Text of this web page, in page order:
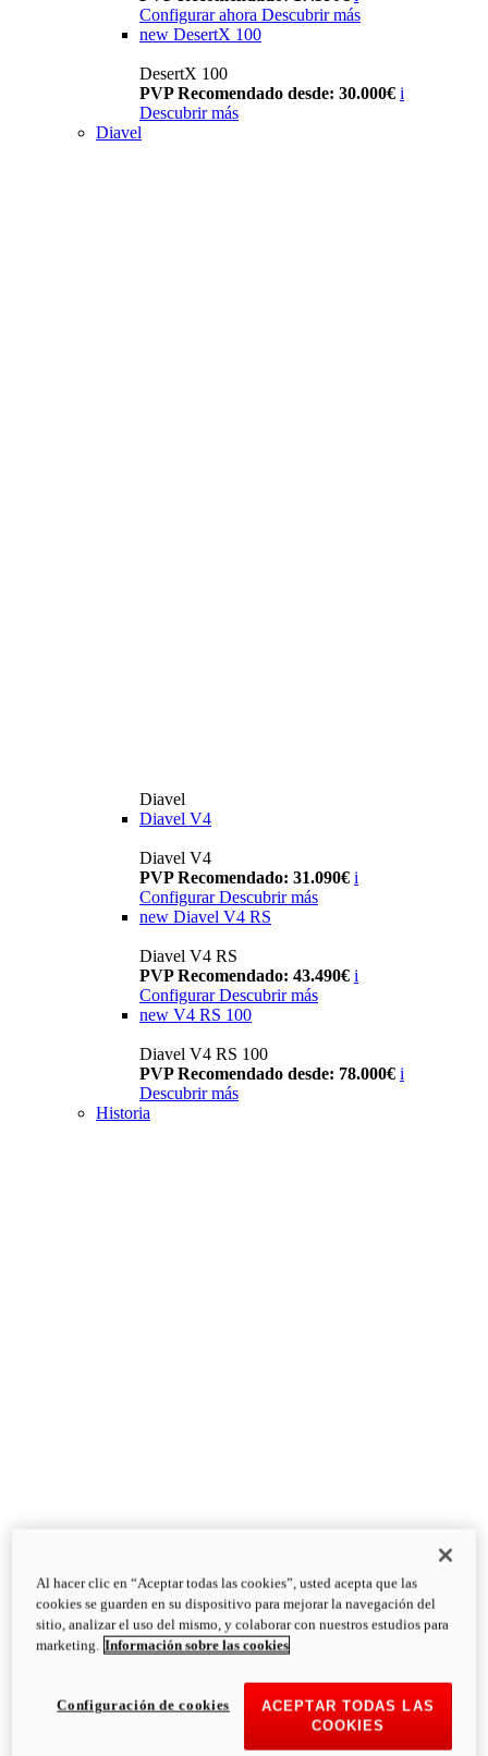
Configurar ahora Descubrir más
new DesertX 100
DesertX 100
PVP Recomendado desde: 30.000€ i
Descubrir más
Diavel
Diavel
Diavel V4
Diavel V4
PVP Recomendado: 31.090€ i
Configurar Descubrir más
new Diavel V4 RS
Diavel V4 RS
PVP Recomendado: 43.490€ i
Configurar Descubrir más
new V4 RS 100
Diavel V4 RS 100
PVP Recomendado desde: 78.000€ i
Descubrir más
Historia
Al hacer clic en “Aceptar todas las cookies”, usted acepta que las
cookies se guarden en su dispositivo para mejorar la navegación del
sitio, analizar el uso del mismo, y colaborar con nuestros estudios para
marketing. Información sobre las cookies
ACEPTAR TODAS LAS
COOKIES
Configuración de cookies